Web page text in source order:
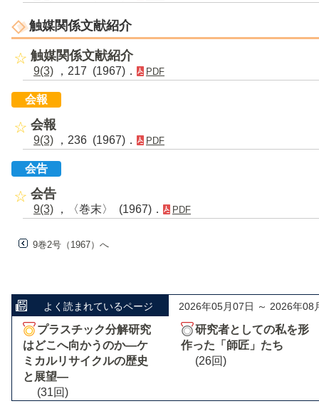
触媒関係文献紹介
触媒関係文献紹介
9(3) ，217 (1967)． PDF
会報
会報
9(3) ，236 (1967)． PDF
会告
会告
9(3) ，〈巻末〉 (1967)． PDF
9巻2号（1967）へ
よく読まれているページ 2026年05月07日 ～ 2026年08
プラスチック分解研究
はどこへ向かうのか―ケ
ミカルリサイクルの歴史
と展望―
(31回)
研究者としての私を形
作った「師匠」たち
(26回)